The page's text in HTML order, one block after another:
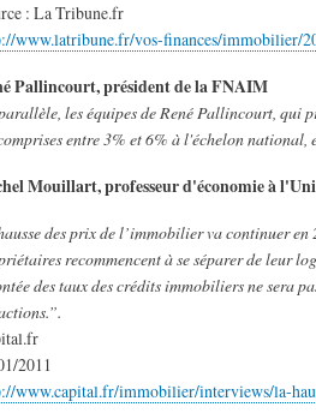
: La Tribune.fr
www.latribune.fr/vos-finances/immobilier/
Pallincourt, président de la FNAIM
les équipes de René Pallincourt, qui
entre 3% et 6% à l'échelon
Mouillart, professeur d'économie à
des prix de l’immobilier va continuer
recommencent à se séparer de leur
des taux des crédits immobiliers ne sera
2011
www.capital.fr/immobilier/interviews/la-